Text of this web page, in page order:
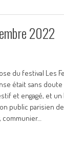
2022
du festival Les
était sans
et engagé, et
public parisien
communier…